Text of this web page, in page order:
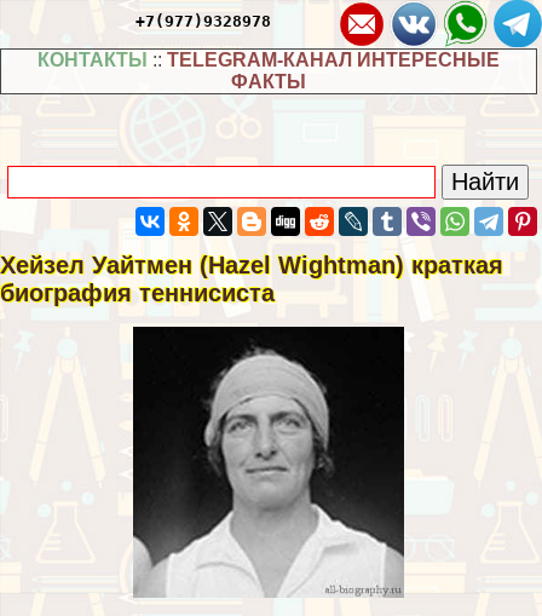
+7(977)9328978
КОНТАКТЫ :: TELEGRAM-КАНАЛ ИНТЕРЕСНЫЕ
ФАКТЫ
Хейзел Уайтмен (Hazel Wightman) краткая
биография теннисиста